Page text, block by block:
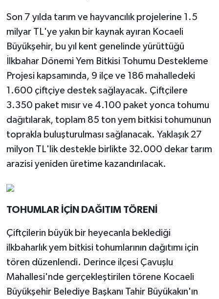
Son 7 yılda tarım ve hayvancılık projelerine 1.5
milyar TL'ye yakın bir kaynak ayıran Kocaeli
Büyükşehir, bu yıl kent genelinde yürüttüğü
İlkbahar Dönemi Yem Bitkisi Tohumu Destekleme
Projesi kapsamında, 9 ilçe ve 186 mahalledeki
1.600 çiftçiye destek sağlayacak. Çiftçilere
3.350 paket mısır ve 4.100 paket yonca tohumu
dağıtılarak, toplam 85 ton yem bitkisi tohumunun
toprakla buluşturulması sağlanacak. Yaklaşık 27
milyon TL'lik destekle birlikte 32.000 dekar tarım
arazisi yeniden üretime kazandırılacak.
TOHUMLAR İÇİN DAĞITIM TÖRENİ
Çiftçilerin büyük bir heyecanla beklediği
ilkbaharlık yem bitkisi tohumlarının dağıtımı için
tören düzenlendi. Derince ilçesi Çavuşlu
Mahallesi'nde gerçekleştirilen törene Kocaeli
Büyükşehir Belediye Başkanı Tahir Büyükakın'ın